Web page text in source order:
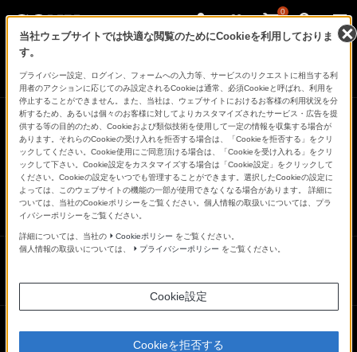
0
あ、
見
た
こ
と
の
な
い
世
界
へ。
α
Universe
一覧に戻る
更新履歴
2018.11.07 α7R III作品を公開
当社ウェブサイトでは快適な閲覧のためにCookieを利用しておりま
す。
プライバシー設定、ログイン、フォームへの入力等、サービスのリクエストに相当する利
用者のアクションに応じてのみ設定されるCookieは通常、必須Cookieと呼ばれ、利用を
停止することができません。また、当社は、ウェブサイトにおけるお客様の利用状況を分
析するため、あるいは個々のお客様に対してよりカスタマイズされたサービス・広告を提
供する等の目的のため、Cookieおよび類似技術を使用して一定の情報を収集する場合が
あります。それらのCookieの受け入れを拒否する場合は、「Cookieを拒否する」をクリ
ックしてください。Cookie使用にご同意頂ける場合は、「Cookieを受け入れる」をクリ
ックして下さい。Cookie設定をカスタマイズする場合は「Cookie設定」をクリックして
ください。Cookieの設定をいつでも管理することができます。選択したCookieの設定に
よっては、このウェブサイトの機能の一部が使用できなくなる場合があります。 詳細に
ついては、当社のCookieポリシーをご覧ください。個人情報の取扱いについては、プラ
イバシーポリシーをご覧ください。
詳細については、当社の Cookieポリシー をご覧ください。
個人情報の取扱いについては、
プライバシーポリシー をご覧ください。
Cookie設定
Cookieを拒否する